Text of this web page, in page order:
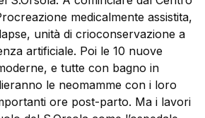
medicalmente assistita,
unità di crioconservazione a
artificiale. Poi le 10 nuove
e tutte con bagno in
le neomamme con i loro
ore post-parto. Ma i lavori